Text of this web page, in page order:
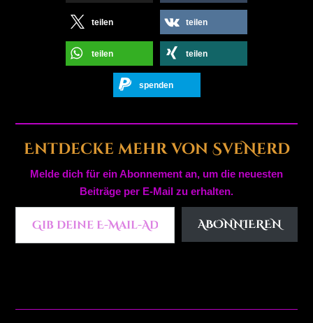
teilen teilen
teilen teilen
spenden
Entdecke mehr von SveNerd
Melde dich für ein Abonnement an, um die neuesten
Beiträge per E-Mail zu erhalten.
Gib deine E-Mail-Adresse ein ...
ABONNIEREN